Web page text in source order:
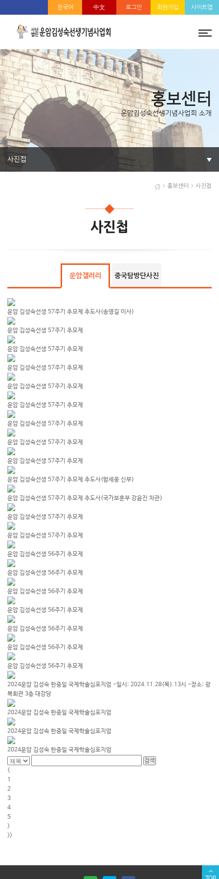
한국어 中文 로그인 회원가입 사이트맵
홍보센터
운암김성숙선생기념사업회 소개
사진첩
홍보센터 사진첩
사진첩
운암갤러리 중국탐방단사진
운암 김성숙선생 57주기 추모제 추도사(송영길 이사)
운암 김성숙선생 57주기 추모제
운암 김성숙선생 57주기 추모제
운암 김성숙선생 57주기 추모제
운암 김성숙선생 57주기 추모제
운암 김성숙선생 57주기 추모제
운암 김성숙선생 57주기 추모제
운암 김성숙선생 57주기 추모제
운암 김성숙선생 57주기 추모제
운암 김성숙선생 57주기 추모제 추도사(함세웅 신부)
운암 김성숙선생 57주기 추모제 추도사(국가보훈부 강윤진 차관)
운암 김성숙선생 57주기 추모제
운암 김성숙선생 57주기 추모제
운암 김성숙선생 56주기 추모제
운암 김성숙선생 56주기 추모제
운암 김성숙선생 56주기 추모제
운암 김성숙선생 56주기 추모제
운암 김성숙선생 56주기 추모제
운암 김성숙선생 56주기 추모제
운암 김성숙선생 56주기 추모제
2024운암 김성숙 한중일 국제학술심포지엄 -일시: 2024.11.28(목).13시 -장소: 광
복회관 3층 대강당
2024운암 김성숙 한중일 국제학술심포지엄
2024운암 김성숙 한중일 국제학술심포지엄
2024운암 김성숙 한중일 국제학술심포지엄
<
1
2
3
4
5
>
>>